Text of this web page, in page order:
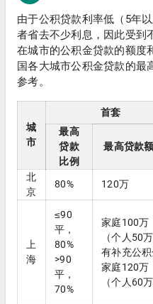
由于公积贷款利率低（5年
者省去不少利息，因此受到
在城市的公积金贷款的额度
国各大城市公积金贷款的最
参考。
城
市
首套
最高
贷款
比例
最高贷款
北
京
80% 120万
上
海
≤90
平，
80%
>90
平，
70%
家庭100万
（个人50万
有补充公积
家庭120万
（个人60万